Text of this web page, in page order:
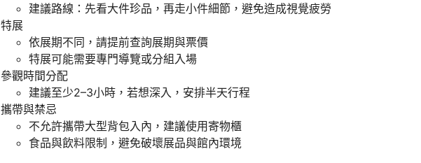
建議路線：先看大件珍品，再走小件細節，避免造成視覺疲勞
特展
依展期不同，請提前查詢展期與票價
特展可能需要專門導覽或分組入場
參觀時間分配
建議至少2–3小時，若想深入，安排半天行程
攜帶與禁忌
不允許攜帶大型背包入內，建議使用寄物櫃
食品與飲料限制，避免破壞展品與館內環境